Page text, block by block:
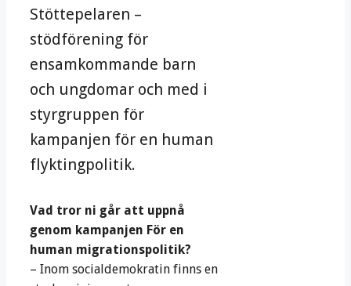
Stöttepelaren –
stödförening för
ensamkommande barn
och ungdomar och med i
styrgruppen för
kampanjen för en human
flyktingpolitik.
Vad tror ni går att uppnå
genom kampanjen För en
human migrationspolitik?
– Inom socialdemokratin finns en